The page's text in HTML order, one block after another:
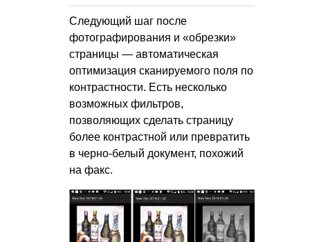
Следующий шаг после
фотографирования и «обрезки»
страницы — автоматическая
оптимизация сканируемого поля по
контрастности. Есть несколько
возможных фильтров,
позволяющих сделать страницу
более контрастной или превратить
в черно-белый документ, похожий
на факс.